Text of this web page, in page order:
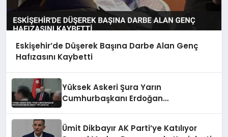
Eskişehir’de Düşerek Başına Darbe Alan Genç
Hafızasını Kaybetti
Yüksek Askeri Şura Yarın
Cumhurbaşkanı Erdoğan
Ümit Dikbayır AK Parti’ye Katılıyor